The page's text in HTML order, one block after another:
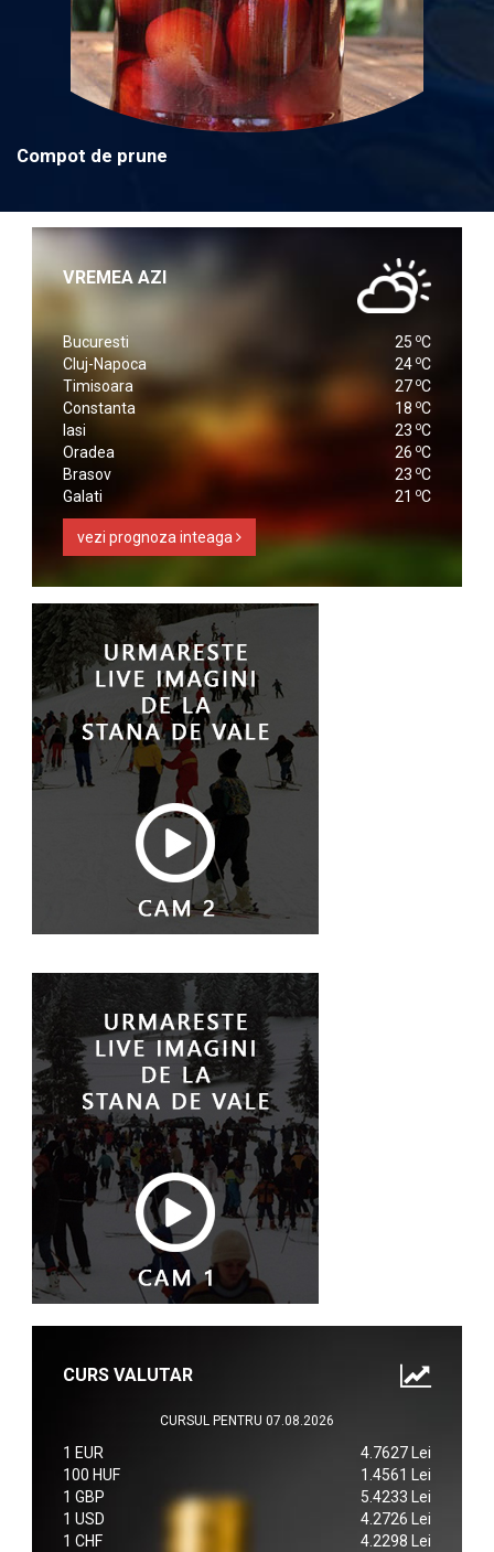
Compot de prune
VREMEA AZI
Bucuresti 25 oC
Cluj-Napoca
24 oC
Timisoara
27 oC
Constanta
18 oC
Iasi
23 oC
Oradea
26 oC
Brasov
23 oC
Galati
21 oC
vezi prognoza inteaga
CURS VALUTAR
CURSUL PENTRU 07.08.2026
1 EUR
4.7627 Lei
100 HUF
1.4561 Lei
1 GBP
5.4233 Lei
1 USD
4.2726 Lei
1 CHF
4.2298 Lei